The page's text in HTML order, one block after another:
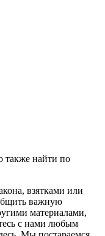
также найти по
взятками или
важную
материалами,
с нами любым